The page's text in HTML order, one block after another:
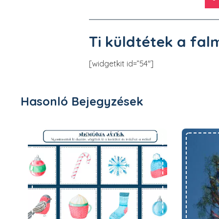
Ti küldtétek a
[widgetkit id=”54″]
Hasonló Bejegyzések